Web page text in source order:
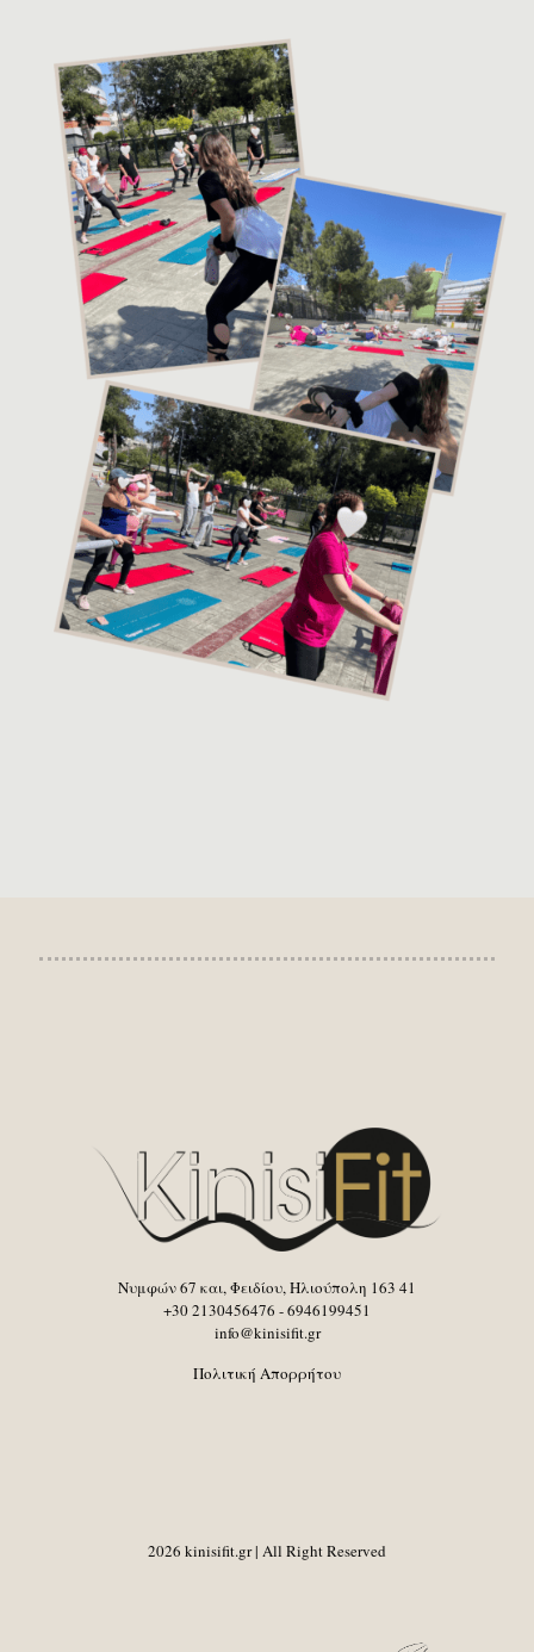
Νυμφών 67 και, Φειδίου, Ηλιούπολη 163 41
+30 2130456476 - 6946199451
info@kinisifit.gr
Πολιτική Απορρήτου
2026 kinisifit.gr | All Right Reserved